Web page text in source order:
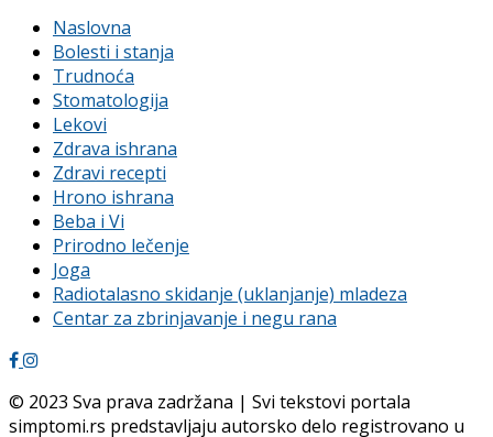
Naslovna
Bolesti i stanja
Trudnoća
Stomatologija
Lekovi
Zdrava ishrana
Zdravi recepti
Hrono ishrana
Beba i Vi
Prirodno lečenje
Joga
Radiotalasno skidanje (uklanjanje) mladeza
Centar za zbrinjavanje i negu rana
© 2023 Sva prava zadržana | Svi tekstovi portala
simptomi.rs predstavljaju autorsko delo registrovano u